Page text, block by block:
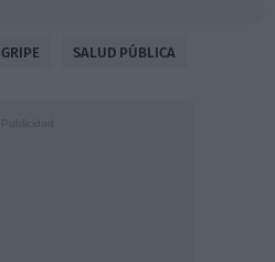
GRIPE SALUD PÚBLICA